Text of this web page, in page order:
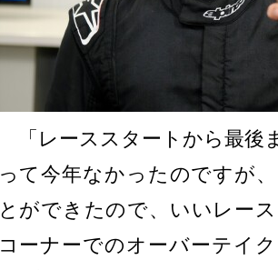
「レーススタートから最後
って今年なかったのですが
とができたので、いいレー
コーナーでのオーバーテイ